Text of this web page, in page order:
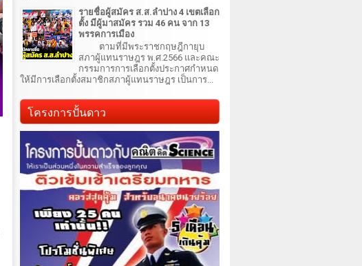
รายชื่อผู้สมัคร ส.ส.ลำปาง 4 เขตเลือก
ตั้ง มีผู้มาสมัคร รวม 46 คน จาก 13
พรรคการเมือง
ตามที่มีพระราชกฤษฎีกายุบ
สภาผู้แทนราษฎร พ.ศ.2566 และคณะ
กรรมการการเลือกตั้งประกาศกำหนด
ให้มีการเลือกตั้งสมาชิกสภาผู้แทนราษฎร เป็นการ...
โครงการปั้นดาว